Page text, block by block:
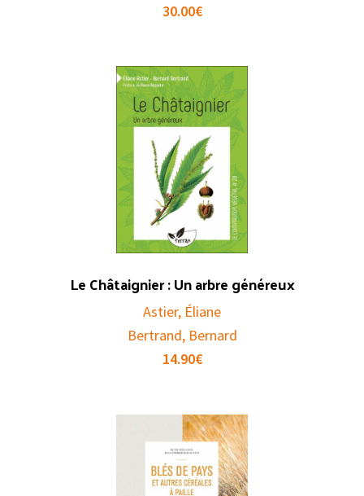
30.00€
Le Châtaignier : Un arbre généreux
Astier, Éliane
Bertrand, Bernard
14.90€